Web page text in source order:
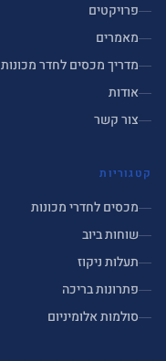
פרויקטים
מאמרים
מדריך מכסים לחדר מכונות
אודות
צור קשר
קטגוריות
מכסים לחדרי מכונות
שוחות ביוב
תעלות ניקוז
פתרונות בריכה
סולמות אלומיניום